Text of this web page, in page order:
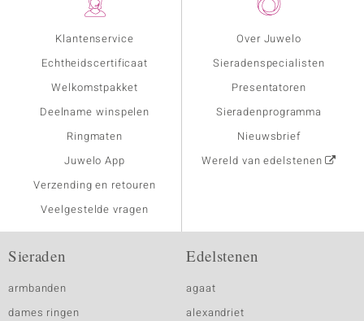
Klantenservice
Echtheidscertificaat
Welkomstpakket
Deelname winspelen
Ringmaten
Juwelo App
Verzending en retouren
Veelgestelde vragen
Over Juwelo
Sieradenspecialisten
Presentatoren
Sieradenprogramma
Nieuwsbrief
Wereld van edelstenen
Sieraden
armbanden
dames ringen
Edelstenen
agaat
alexandriet